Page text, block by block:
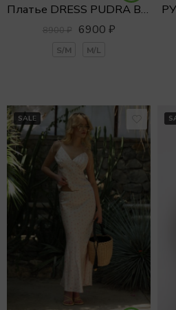
Платье DRESS PUDRA BALLON MINI с объемным рукавом
8900₽ 6900 ₽
S/M M/L
SALE